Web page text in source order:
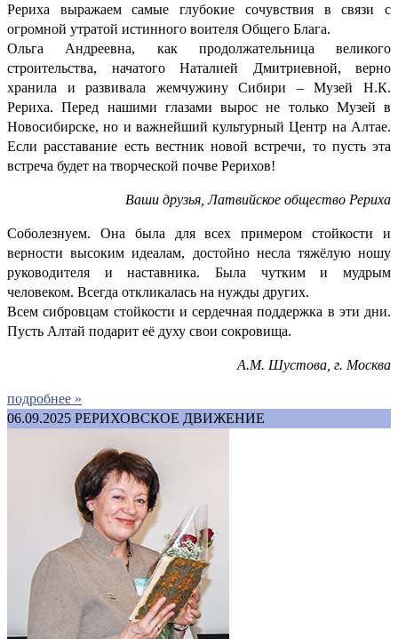
Рериха выражаем самые глубокие сочувствия в связи с
огромной утратой истинного воителя Общего Блага.
Ольга Андреевна, как продолжательница великого
строительства, начатого Наталией Дмитриевной, верно
хранила и развивала жемчужину Сибири – Музей Н.К.
Рериха. Перед нашими глазами вырос не только Музей в
Новосибирске, но и важнейший культурный Центр на Алтае.
Если расставание есть вестник новой встречи, то пусть эта
встреча будет на творческой почве Рерихов!
Ваши друзья, Латвийское общество Рериха
Соболезнуем. Она была для всех примером стойкости и
верности высоким идеалам, достойно несла тяжёлую ношу
руководителя и наставника. Была чутким и мудрым
человеком. Всегда откликалась на нужды других.
Всем сибровцам стойкости и сердечная поддержка в эти дни.
Пусть Алтай подарит её духу свои сокровища.
А.М. Шустова, г. Москва
подробнее »
06.09.2025 РЕРИХОВСКОЕ ДВИЖЕНИЕ